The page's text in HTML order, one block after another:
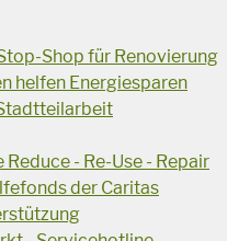
Shop für Renovierung
helfen Energiesparen
- Re-Use - Repair
der Caritas